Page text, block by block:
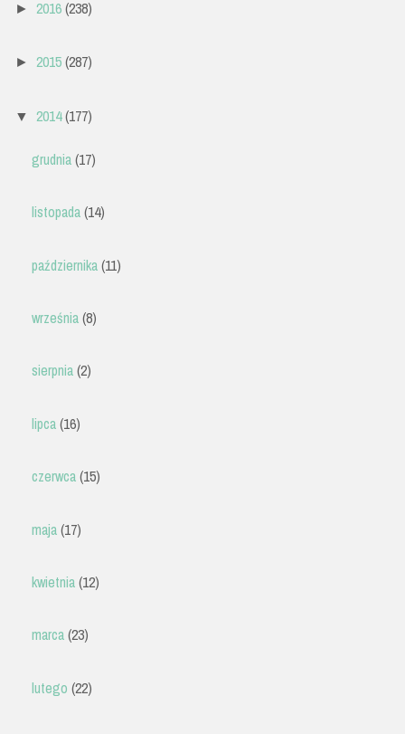
► 2016(238)
► 2015(287)
▼ 2014(177)
grudnia(17)
listopada(14)
października(11)
września(8)
sierpnia(2)
lipca(16)
czerwca(15)
maja(17)
kwietnia(12)
marca(23)
lutego (22)